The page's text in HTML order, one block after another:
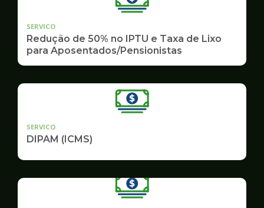
SERVICO
Redução de 50% no IPTU e Taxa de Lixo
para Aposentados/Pensionistas
SERVICO
DIPAM (ICMS)